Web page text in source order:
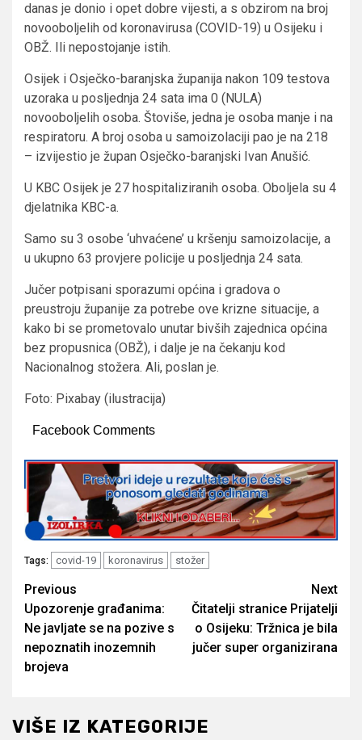
danas je donio i opet dobre vijesti, a s obzirom na broj
novooboljelih od koronavirusa (COVID-19) u Osijeku i
OBŽ. Ili nepostojanje istih.
Osijek i Osječko-baranjska županija nakon 109 testova
uzoraka u posljednja 24 sata ima 0 (NULA)
novooboljelih osoba. Štoviše, jedna je osoba manje i na
respiratoru. A broj osoba u samoizolaciji pao je na 218
– izvijestio je župan Osječko-baranjski Ivan Anušić.
U KBC Osijek je 27 hospitaliziranih osoba. Oboljela su 4
djelatnika KBC-a.
Samo su 3 osobe ‘uhvaćene’ u kršenju samoizolacije, a
u ukupno 63 provjere policije u posljednja 24 sata.
Jučer potpisani sporazumi općina i gradova o
preustroju županije za potrebe ove krizne situacije, a
kako bi se prometovalo unutar bivših zajednica općina
bez propusnica (OBŽ), i dalje je na čekanju kod
Nacionalnog stožera. Ali, poslan je.
Foto: Pixabay (ilustracija)
Facebook Comments
Tags: covid-19 koronavirus stožer
Post
navigation
Previous
Upozorenje građanima:
Ne javljate se na pozive s
nepoznatih inozemnih
brojeva
Next
Čitatelji stranice Prijatelji
o Osijeku: Tržnica je bila
jučer super organizirana
VIŠE IZ KATEGORIJE